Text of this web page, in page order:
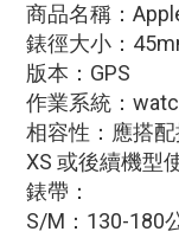
商品名稱：
錶徑大小：
版本：GPS
作業系統：
相容性：應搭
XS 或後續機型
錶帶：
S/M：130-180